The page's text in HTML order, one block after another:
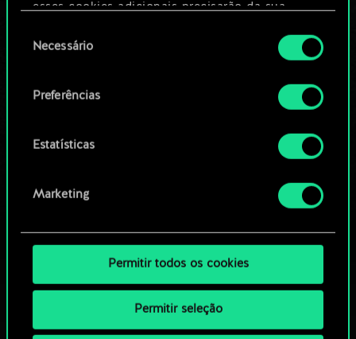
esses cookies adicionais precisarão da sua
Você encontrará todos os detalhes sobre o uso
de cookies e poderá ajustar as suas preferências
no menu "Configurações" abaixo.
deNecessário
Preferências
Estatísticas
Marketing
Permitir todos os cookies
Permitir seleção
Navegue pelos baralhos da